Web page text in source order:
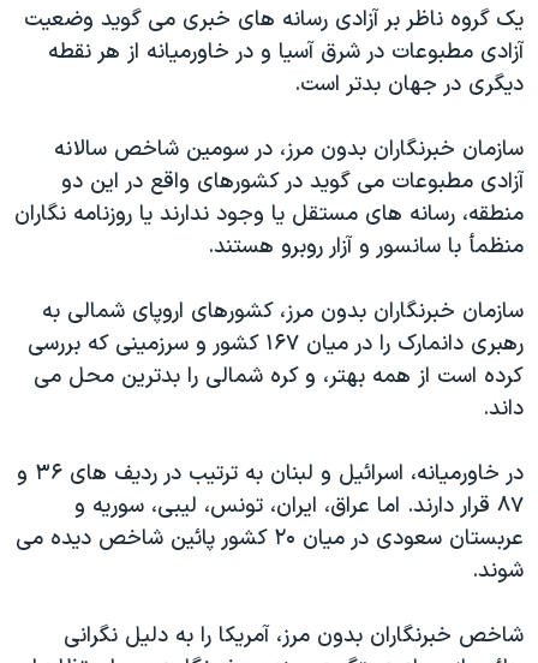
به
جستجو
گزیده‌ها
ویژه برنامه‌ها
فرهنگ و زندگی
حقوق شهروندی
اقتصادی
اسرائیل در جنگ
گالری عکس
آرشیو پخش زنده
عملیات خشم حماسی
۲۵۰سالگی آمریکا
مستندها
انتخابات ریاست جمهوری آمریکا ۲۰۲۴
حمله جمهوری اسلامی به اسرائیل
ورزش زنان در ایران
اعتراضات زن، زندگی، آزادی
مجموعه مستندهای دادخواهی
دادگاه حمید نوری
چهل سال گروگان‌گیری
قانون شفافیت دارائی کادر رهبری ایران
اعتراضات مردمی آبان ۹۸
پخش رادیویی
یادگیری زبان انگلیسی
دنبال کنید
زبانهای مختلف
يک گروه ناظر بر آزادی رسانه های خبری می گويد وضعيت
آزادی مطبوعات در شرق آسيا و در خاورميانه از هر نقطه
ديگری در جهان بدتر است.
سازمان خبرنگاران بدون مرز، در سومين شاخص سالانه
آزادی مطبوعات می گويد در کشورهای واقع در اين دو
منطقه، رسانه های مستقل يا وجود ندارند يا روزنامه نگاران
منظمأ با سانسور و آزار روبرو هستند.
سازمان خبرنگاران بدون مرز، کشورهای اروپای شمالی به
رهبری دانمارک را در ميان ۱۶۷ کشور و سرزمينی که بررسی
کرده است از همه بهتر، و کره شمالی را بدترين محل می
داند.
در خاورميانه، اسرائيل و لبنان به ترتيب در رديف های ۳۶ و
۸۷ قرار دارند. اما عراق، ايران، تونس، ليبی، سوريه و
عربستان سعودی در ميان ۲۰ کشور پائين شاخص ديده می
شوند.
شاخص خبرنگاران بدون مرز، آمريکا را به دليل نگرانی